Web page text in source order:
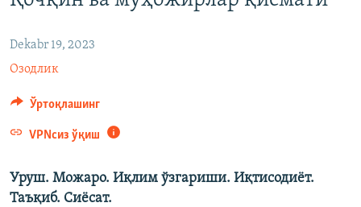
Dekabr 19, 2023
Озодлик
Ўртоқлашинг
VPNсиз ўқиш
Уруш. Можаро. Иқлим ўзгариши. Иқтисодиёт.
Таъқиб. Сиёсат.